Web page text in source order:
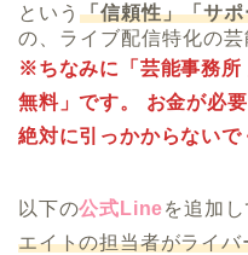
という 「信頼性」「サ
の、ライブ配信特化の芸
※ちなみに「芸能事務所
無料」です。 お金が必
絶対に引っかからないで
以下の公式Lineを追加
エイトの担当者がライ